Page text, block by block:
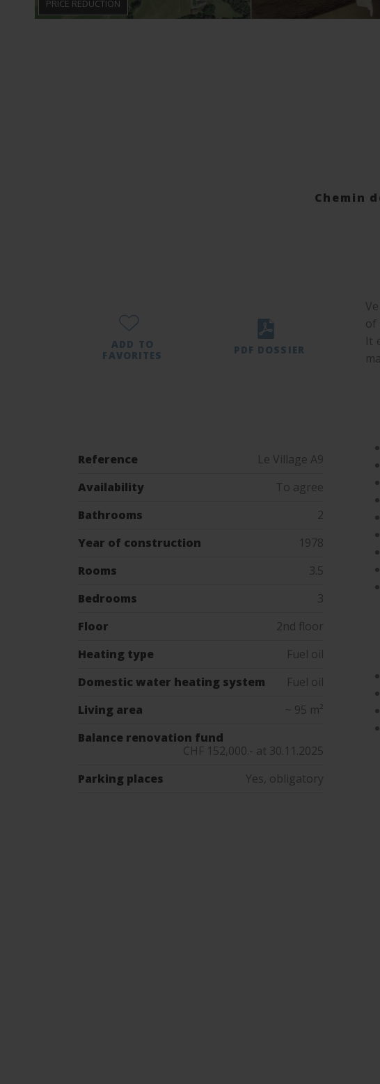
PRICE REDUCTION
Chemin
ADD TO
FAVORITES
PDF DOSSIER
Reference
Le Village A9
Availability
To agree
Bathrooms
2
Year of construction
1978
Rooms
3.5
Bedrooms
3
Floor
2nd floor
Heating type
Fuel oil
Domestic water heating system
Fuel oil
Living area
~ 95 m²
Balance renovation fund
CHF 152,000.- at 30.11.2025
Parking places
Yes, obligatory
of
It